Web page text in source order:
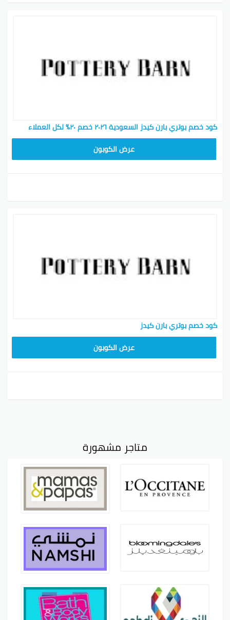
كود خصم بوتري بارن كيدز السعودية ٢٠٢٦ خصم ٢٠٪ لكل العملاء
عرض الكوبون
كود خصم بوتري بارن كيدز
عرض الكوبون
متاجر مشهورة